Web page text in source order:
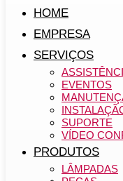
HOME
EMPRESA
SERVIÇOS
EVENTOS
SUPORTE
VÍDEO
PRODUTOS
LÂMPADAS